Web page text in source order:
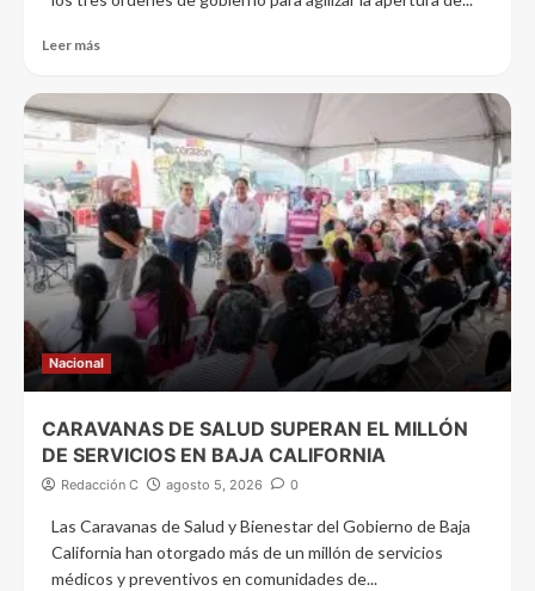
Leer más
Nacional
CARAVANAS DE SALUD SUPERAN EL MILLÓN
DE SERVICIOS EN BAJA CALIFORNIA
Redacción C agosto 5, 2026 0
Las Caravanas de Salud y Bienestar del Gobierno de Baja
California han otorgado más de un millón de servicios
médicos y preventivos en comunidades de...